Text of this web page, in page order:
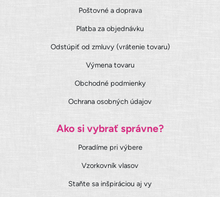
Poštovné a doprava
Platba za objednávku
Odstúpiť od zmluvy (vrátenie tovaru)
Výmena tovaru
Obchodné podmienky
Ochrana osobných údajov
Ako si vybrať správne?
Poradíme pri výbere
Vzorkovník vlasov
Staňte sa inšpiráciou aj vy